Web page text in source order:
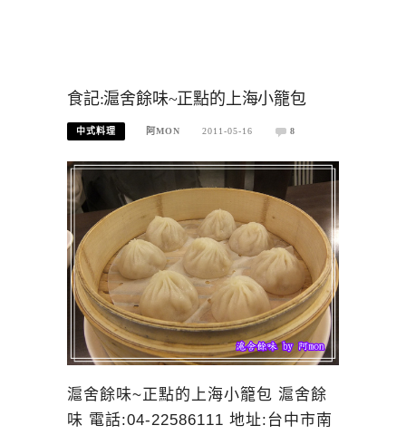
食記:滬舍餘味~正點的上海小籠包
中式料理 阿MON 2011-05-16 8
滬舍餘味~正點的上海小籠包 滬舍餘
味 電話:04-22586111 地址:台中市南